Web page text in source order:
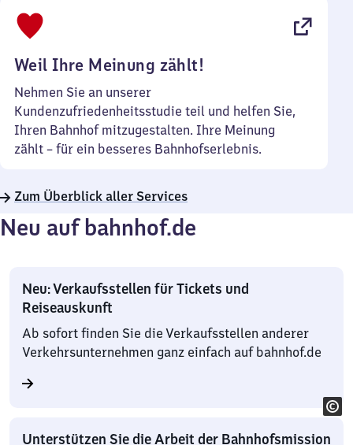
Weil Ihre Meinung zählt!
Nehmen Sie an unserer
Kundenzufriedenheitsstudie teil und helfen Sie,
Ihren Bahnhof mitzugestalten. Ihre Meinung
zählt – für ein besseres Bahnhofserlebnis.
Zum Überblick aller Services
Neu auf bahnhof.de
Neu: Verkaufsstellen für Tickets und
Reiseauskunft
Ab sofort finden Sie die Verkaufsstellen anderer
Verkehrsunternehmen ganz einfach auf bahnhof.de
Unterstützen Sie die Arbeit der Bahnhofsmission